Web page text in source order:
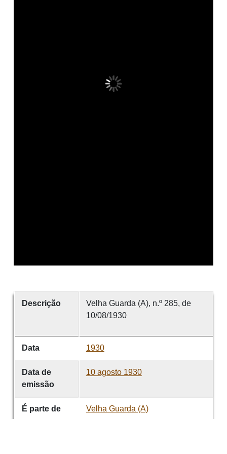
Descrição
Velha Guarda (A), n.º 285, de
10/08/1930
Data 1930
Data de
emissão
10 agosto 1930
É parte de Velha Guarda (A)